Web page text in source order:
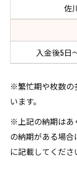
佐
入金後5日
※繁忙期や枚数の
います。
※上記の納期はあ
の納期がある場合
に記載してくださ